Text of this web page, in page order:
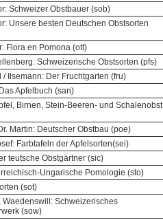
Schweizer Obstbauer (sob)
Unsere besten Deutschen Obstsorten
Flora en Pomona (ott)
Schweizerische Obstsorten (pfs)
/ Ilsemann: Der Fruchtgarten (fru)
Apfelbuch (san)
Birnen, Stein-Beeren- und Schalenobst
Martin: Deutscher Obstbau (poe)
Farbtafeln der Apfelsorten(sei)
teutsche Obstgärtner (sic)
Ungarische Pomologie (sto)
(sot)
Waedenswill: Schweizerisches
(sow)